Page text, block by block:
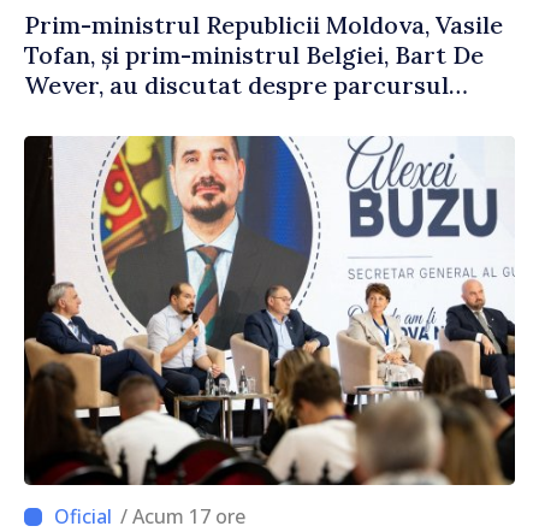
Prim-ministrul Republicii Moldova, Vasile
Tofan, și prim-ministrul Belgiei, Bart De
Wever, au discutat despre parcursul
/ Acum 17 ore